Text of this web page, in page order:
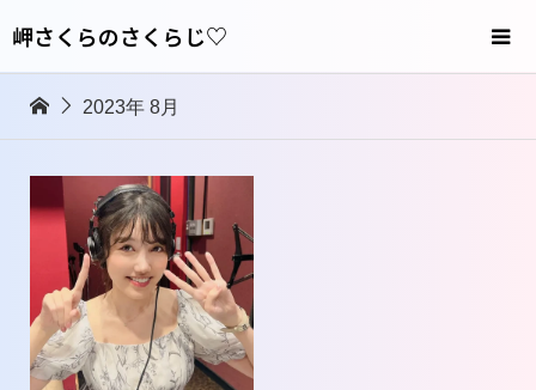
岬さくらのさくらじ♡
2023年 8月